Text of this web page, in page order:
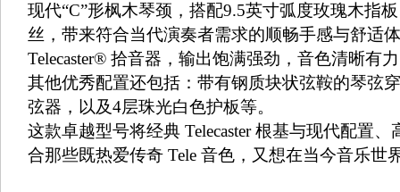
现代“C”形枫木琴颈，搭配9.5英寸弧度玫瑰木指
丝，带来符合当代演奏者需求的顺畅手感与舒适
Telecaster® 拾音器，输出饱满强劲，音色清晰有
其他优秀配置还包括：带有钢质块状弦鞍的琴弦
弦器，以及4层珠光白色护板等。
这款卓越型号将经典 Telecaster 根基与现代配置
合那些既热爱传奇 Tele 音色，又想在当今音乐世